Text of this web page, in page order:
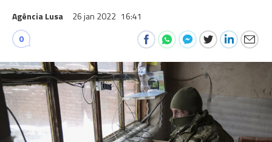
Agência Lusa 26 jan 2022 16:41
0